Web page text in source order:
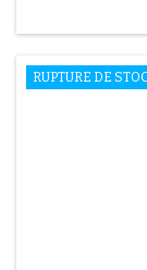
RUPTURE DE